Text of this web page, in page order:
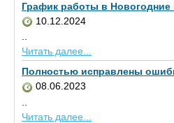
График работы в Новогодние
10.12.2024
..
Читать далее...
Полностью исправлены
08.06.2023
Читать далее...